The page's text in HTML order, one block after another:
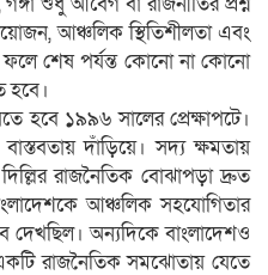
আঞ্চলিক স্থিতিশীলতা এবং
ফলে শেষ পর্যন্ত কোনো না কোনো
হবে ১৯৯৬ সালের প্রেক্ষাপটে।
দাঁড়িয়ে। সদ্য ক্ষমতায়
রাজনৈতিক বোঝাপড়া দ্রুত
আঞ্চলিক সহযোগিতার
দেখছিল। অন্যদিকে বাংলাদেশও
একটি রাজনৈতিক সমঝোতায় যেতে